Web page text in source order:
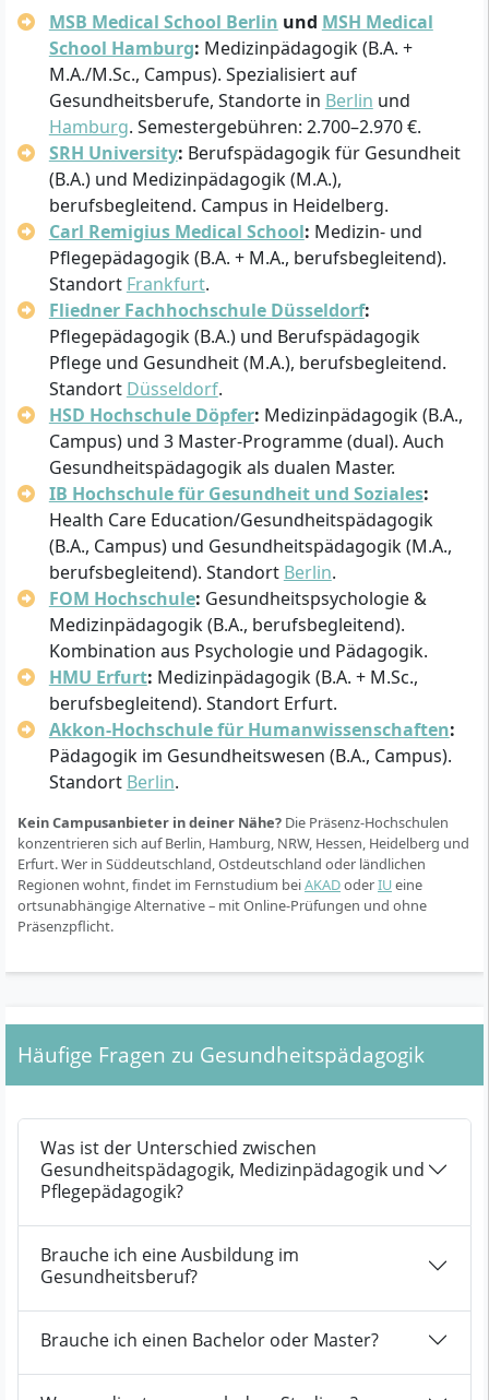
MSB Medical School Berlin und MSH Medical
School Hamburg: Medizinpädagogik (B.A. +
M.A./M.Sc., Campus). Spezialisiert auf
Gesundheitsberufe, Standorte in Berlin und
Hamburg. Semestergebühren: 2.700–2.970 €.
SRH University: Berufspädagogik für Gesundheit
(B.A.) und Medizinpädagogik (M.A.),
berufsbegleitend. Campus in Heidelberg.
Carl Remigius Medical School: Medizin- und
Pflegepädagogik (B.A. + M.A., berufsbegleitend).
Standort Frankfurt.
Fliedner Fachhochschule Düsseldorf:
Pflegepädagogik (B.A.) und Berufspädagogik
Pflege und Gesundheit (M.A.), berufsbegleitend.
Standort Düsseldorf.
HSD Hochschule Döpfer: Medizinpädagogik (B.A.,
Campus) und 3 Master-Programme (dual). Auch
Gesundheitspädagogik als dualen Master.
IB Hochschule für Gesundheit und Soziales:
Health Care Education/Gesundheitspädagogik
(B.A., Campus) und Gesundheitspädagogik (M.A.,
berufsbegleitend). Standort Berlin.
FOM Hochschule: Gesundheitspsychologie &
Medizinpädagogik (B.A., berufsbegleitend).
Kombination aus Psychologie und Pädagogik.
HMU Erfurt: Medizinpädagogik (B.A. + M.Sc.,
berufsbegleitend). Standort Erfurt.
Akkon-Hochschule für Humanwissenschaften:
Pädagogik im Gesundheitswesen (B.A., Campus).
Standort Berlin.
Kein Campusanbieter in deiner Nähe? Die Präsenz-Hochschulen
konzentrieren sich auf Berlin, Hamburg, NRW, Hessen, Heidelberg und
Erfurt. Wer in Süddeutschland, Ostdeutschland oder ländlichen
Regionen wohnt, findet im Fernstudium beiAKADoderIUeine
ortsunabhängige Alternative – mit Online-Prüfungen und ohne
Präsenzpflicht.
Häufige Fragen zu Gesundheitspädagogik
Was ist der Unterschied zwischen
Gesundheitspädagogik, Medizinpädagogik und
Pflegepädagogik?
Brauche ich eine Ausbildung im
Gesundheitsberuf?
Brauche ich einen Bachelor oder Master?